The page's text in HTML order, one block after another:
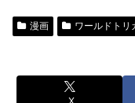
漫画 ワールドトリ